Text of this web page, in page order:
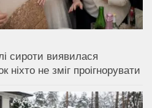
сироти виявилася
не зміг проігнорувати